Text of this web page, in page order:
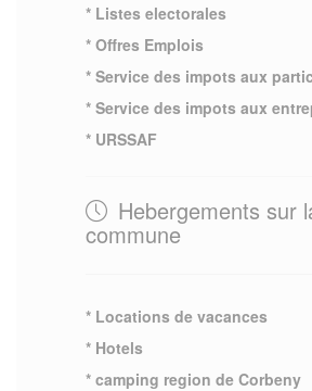
* Listes electorales
* Offres Emplois
* Service des impots aux
* Service des impots aux
* URSSAF
Hebergements sur
commune
* Locations de vacances
* Hotels
* camping region de Corbeny